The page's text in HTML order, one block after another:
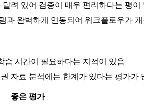
려 있어 검증이 매우 편리하다는 평이
과 완벽하게 연동되어 워크플로우가
습 시간이 필요하다는 지적이 있음
자료 분석에는 한계가 있다는 평가가
좋은 평가